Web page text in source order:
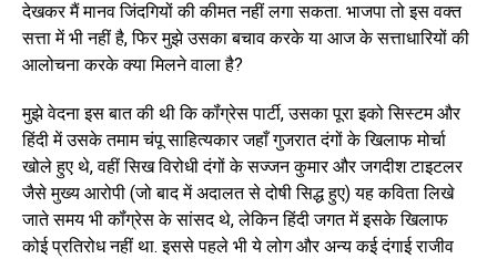
देखकर मैं मानव जिंदगियों की कीमत नहीं लगा सकता. भाजपा तो इस वक्त
सत्ता में भी नहीं है, फिर मुझे उसका बचाव करके या आज के सत्ताधारियों की
आलोचना करके क्या मिलने वाला है?
मुझे वेदना इस बात की थी कि कॉंग्रेस पार्टी, उसका पूरा इको सिस्टम और
हिंदी में उसके तमाम चंपू साहित्यकार जहाँ गुजरात दंगों के खिलाफ मोर्चा
खोले हुए थे, वहीं सिख विरोधी दंगों के सज्जन कुमार और जगदीश टाइटलर
जैसे मुख्य आरोपी (जो बाद में अदालत से दोषी सिद्ध हुए) यह कविता लिखे
जाते समय भी कॉंग्रेस के सांसद थे, लेकिन हिंदी जगत में इसके खिलाफ
कोई प्रतिरोध नहीं था. इससे पहले भी ये लोग और अन्य कई दंगाई राजीव